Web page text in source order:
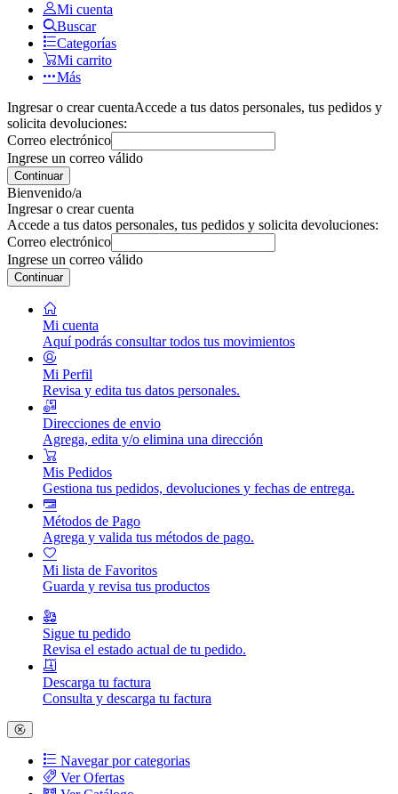
Mi cuenta
Buscar
Categorías
Mi carrito
Más
Ingresar o crear cuentaAccede a tus datos personales, tus pedidos y
solicita devoluciones:
Correo electrónico
Ingrese un correo válido
Continuar
Bienvenido/a
Ingresar o crear cuenta
Accede a tus datos personales, tus pedidos y solicita devoluciones:
Correo electrónico
Ingrese un correo válido
Continuar
Mi cuenta
Aquí podrás consultar todos tus movimientos
Mi Perfil
Revisa y edita tus datos personales.
Direcciones de envio
Agrega, edita y/o elimina una dirección
Mis Pedidos
Gestiona tus pedidos, devoluciones y fechas de entrega.
Métodos de Pago
Agrega y valida tus métodos de pago.
Mi lista de Favoritos
Guarda y revisa tus productos
Sigue tu pedido
Revisa el estado actual de tu pedido.
Descarga tu factura
Consulta y descarga tu factura
Navegar por categorias
Ver Ofertas